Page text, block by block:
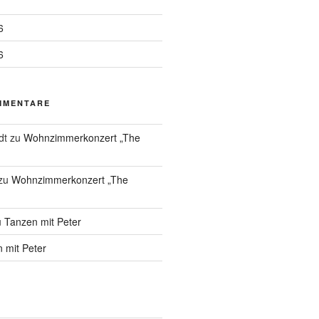
zu Wohnzimmerkonzert „The
Wohnzimmerkonzert „The
Tanzen mit Peter
mit Peter